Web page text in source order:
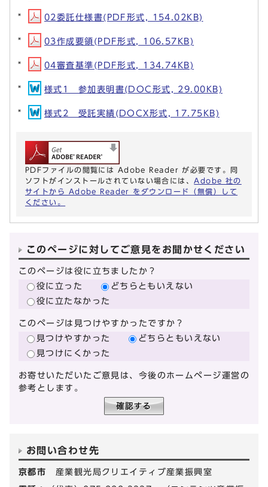
02委託仕様書(PDF形式, 154.02KB)
03作成要領(PDF形式, 106.57KB)
04審査基準(PDF形式, 134.74KB)
様式1 参加表明書(DOC形式, 29.00KB)
様式2 受託実績(DOCX形式, 17.75KB)
PDFファイルの閲覧には Adobe Reader が必要です。同
ソフトがインストールされていない場合には、 Adobe 社の
サイトから Adobe Reader をダウンロード（無償）して
ください。
このページに対してご意見をお聞かせください
このページは役に立ちましたか？
役に立った
どちらともいえない
役に立たなかった
このページは見つけやすかったですか？
見つけやすかった
どちらともいえない
見つけにくかった
お寄せいただいたご意見は、今後のホームページ運営の
参考とします。
お問い合わせ先
京都市 産業観光局クリエイティブ産業振興室